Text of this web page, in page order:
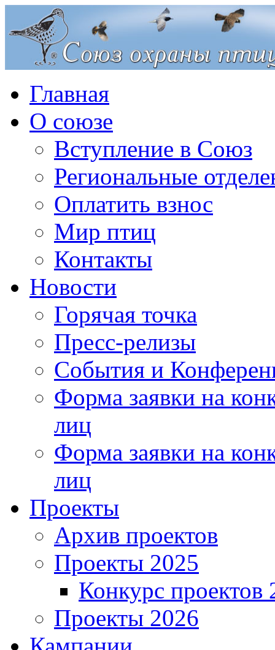
Главная
О союзе
Вступление в Союз
Региональные
Оплатить взнос
Мир птиц
Контакты
Новости
Горячая точка
Пресс-релизы
События и
Форма заявки на
лиц
Форма заявки на
лиц
Проекты
Архив проектов
Проекты 2025
Конкурс проектов
Проекты 2026